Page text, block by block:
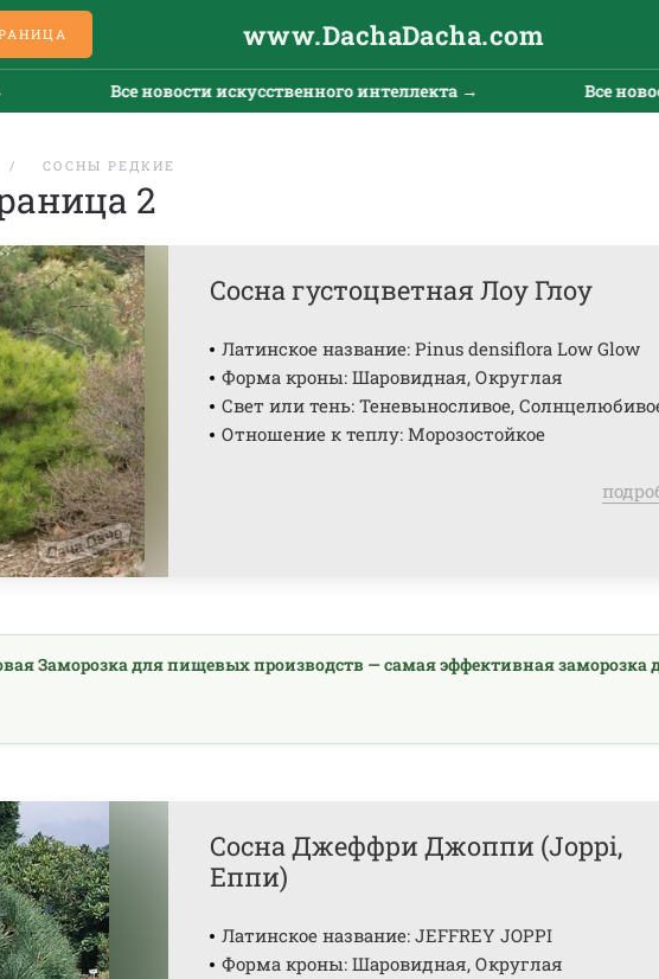
www.DachaDacha.com
Все новости искусственного интеллекта → Все новости
СОСНЫ РЕДКИЕ
2
Сосна густоцветная Лоу Глоу
Латинское название: Pinus densiflora Low Glow
Форма кроны: Шаровидная, Округлая
Свет или тень: Теневыносливое,
Отношение к теплу: Морозостойкое
Заморозка для пищевых производств — самая эффективная заморозка
Сосна Джеффри Джоппи (Joppi,
Еппи)
Латинское название: JEFFREY JOPPI
Форма кроны: Шаровидная, Округлая